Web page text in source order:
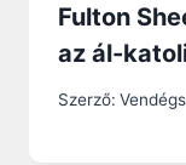
Fulton
az ál-
Szerző: